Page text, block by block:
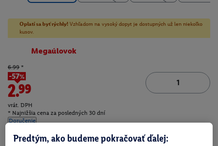
Oplatí sa byť rýchly! Vzhľadom na vysoký dopyt je dostupných už len niekoľko
kusov.
Megaúlovok
6.99 *
-57%
2.99
vrát. DPH
* Najnižšia cena za posledných 30 dní
Doručenie
Číslo produktu: 100397784005
Predtým, ako budeme pokračovať ďalej: